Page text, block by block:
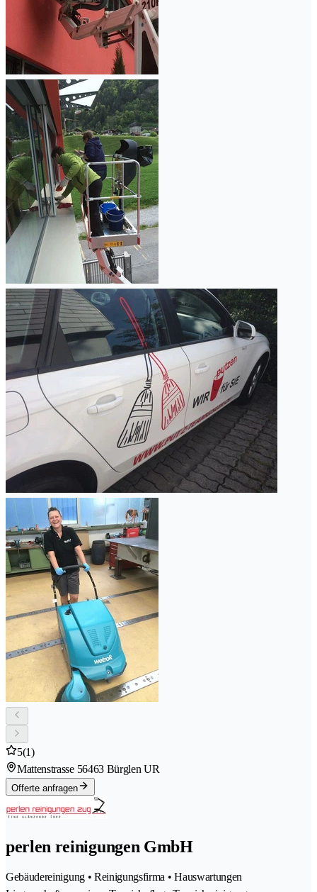
5(1)
Mattenstrasse 56463 Bürglen UR
Offerte anfragen
perlen reinigungen GmbH
Gebäudereinigung • Reinigungsfirma • Hauswartungen